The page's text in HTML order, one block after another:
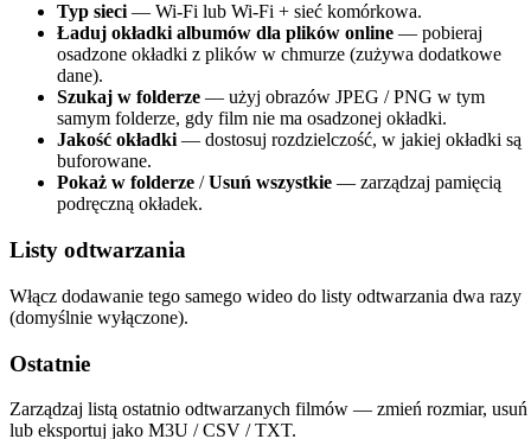
Typ sieci— Wi-Fi lub Wi-Fi + sieć komórkowa.
Ładuj okładki albumów dla plików online — pobieraj
osadzone okładki z plików w chmurze (zużywa dodatkowe
dane).
Szukaj w folderze — użyj obrazów JPEG / PNG w tym
samym folderze, gdy film nie ma osadzonej okładki.
Jakość okładki— dostosuj rozdzielczość, w jakiej okładki są
buforowane.
Pokaż w folderze /Usuń wszystkie — zarządzaj pamięcią
podręczną okładek.
Listy odtwarzania
Włącz dodawanie tego samego wideo do listy odtwarzania dwa razy
(domyślnie wyłączone).
Ostatnie
Zarządzaj listą ostatnio odtwarzanych filmów — zmień rozmiar, usuń
lub eksportuj jako M3U / CSV / TXT.